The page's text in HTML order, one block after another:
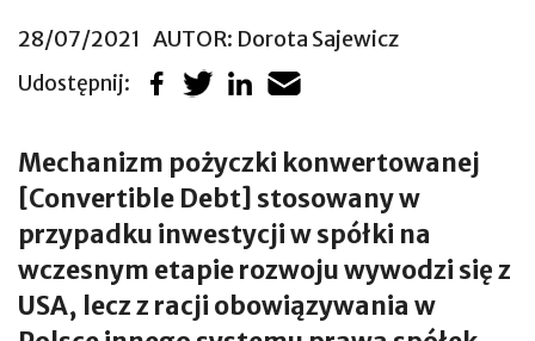
28/07/2021 AUTOR: Dorota Sajewicz
Udostępnij:
Mechanizm pożyczki konwertowanej
[Convertible Debt] stosowany w
przypadku inwestycji w spółki na
wczesnym etapie rozwoju wywodzi się z
USA, lecz z racji obowiązywania w